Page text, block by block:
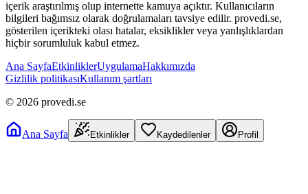
içerik araştırılmış olup internette kamuya açıktır. Kullanıcıların
bilgileri bağımsız olarak doğrulamaları tavsiye edilir. provedi.se,
gösterilen içerikteki olası hatalar, eksiklikler veya yanlışlıklardan
hiçbir sorumluluk kabul etmez.
Ana SayfaEtkinliklerUygulamaHakkımızda
Gizlilik politikasıKullanım şartları
© 2026 provedi.se
Ana Sayfa Etkinlikler Kaydedilenler Profil